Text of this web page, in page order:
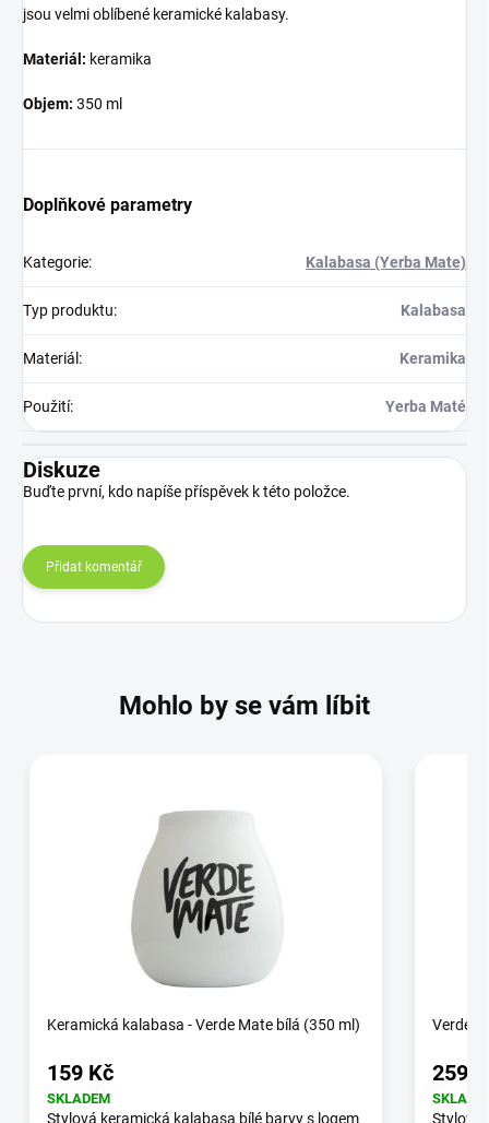
jsou velmi oblíbené keramické kalabasy.
Materiál: keramika
Objem: 350 ml
Doplňkové parametry
Kategorie: Kalabasa (Yerba Mate)
Typ produktu: Kalabasa
Materiál : Keramika
Použití: Yerba Maté
Diskuze
Buďte první, kdo napíše příspěvek k této položce.
Přidat komentář
Mohlo by se vám líbit
Keramická kalabasa - Verde Mate bílá (350 ml)
159 Kč
SKLADEM
Stylová keramická kalabasa bílé barvy s logem
Verde
259
Stylová